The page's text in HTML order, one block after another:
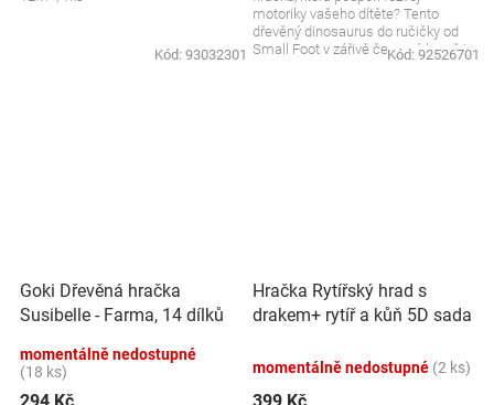
Kód: 93032301
motoriky vašeho dítěte? Tento
dřevěný dinosaurus do ručičky od
Small Foot v zářivě červené barvě je
Kód: 92526701
Goki Dřevěná hračka
Susibelle - Farma, 14 dílků
momentálně nedostupné
(18 ks)
294 Kč
Hračka Rytířský hrad s
drakem+ rytíř a kůň 5D sada
momentálně nedostupné (2 ks)
399 Kč